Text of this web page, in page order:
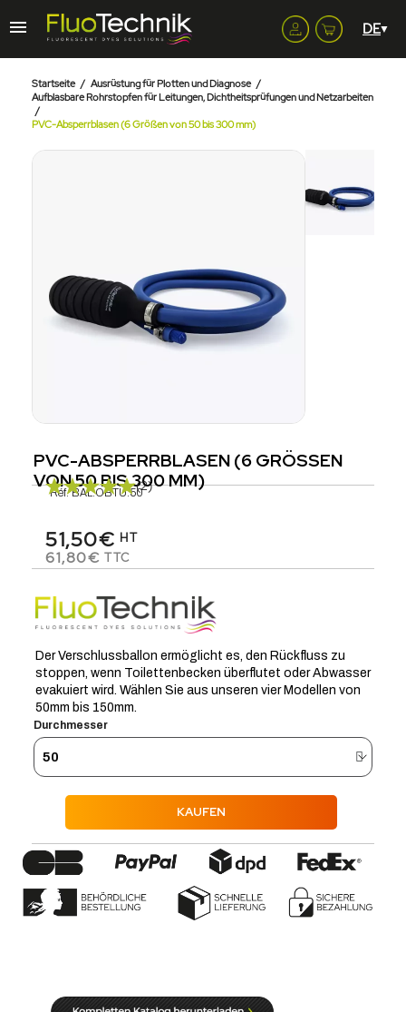
Startseite
Ausrüstung für Plotten und Diagnose
Aufblasbare Rohrstopfen für Leitungen, Dichtheitsprüfungen und Netzarbeiten
PVC-Absperrblasen (6 Größen von 50 bis 300 mm)
PVC-ABSPERRBLASEN (6 GRÖSSEN V
ON 50 BIS 300 MM)
Réf. BAL.OBTU.50(2)
51,50€ HT
61,80€ TTC
Der Verschlussballon ermöglicht es, den Rückfluss zu
stoppen, wenn Toilettenbecken überflutet oder Abwasser
evakuiert wird. Wählen Sie aus unseren vier Modellen von
50mm bis 150mm.
Durchmesser
KAUFEN